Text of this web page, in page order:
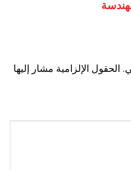
الحقول الإلزامية مشار إليها